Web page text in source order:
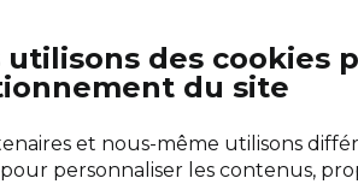
Découvrez les marais
Découvrir Terre de Sel
utilisons des cookies
du site
et nous-même utilisons
pour personnaliser les contenus,